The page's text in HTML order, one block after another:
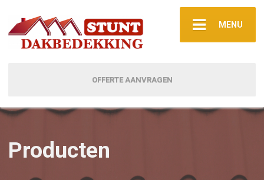
MENU
OFFERTE AANVRAGEN
Producten